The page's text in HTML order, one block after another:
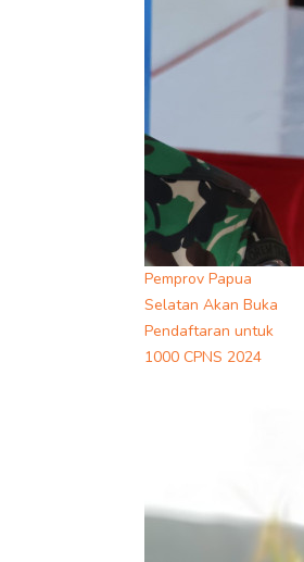
Pemprov Papua
Selatan Akan Buka
Pendaftaran untuk
1000 CPNS 2024